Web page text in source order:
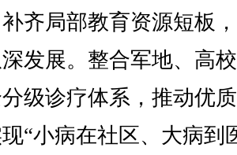
齐局部教育资源短板
发展。整合军地、高
级诊疗体系，推动优
“小病在社区、大病到